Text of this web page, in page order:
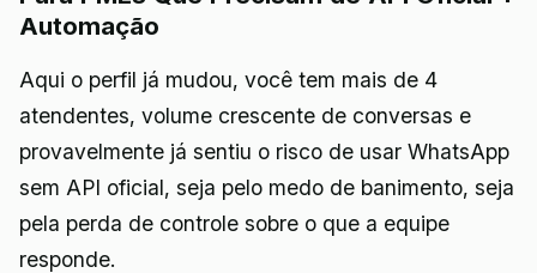
Automação
Aqui o perfil já mudou, você tem mais de 4
atendentes, volume crescente de conversas e
provavelmente já sentiu o risco de usar WhatsApp
sem API oficial, seja pelo medo de banimento, seja
pela perda de controle sobre o que a equipe
responde.